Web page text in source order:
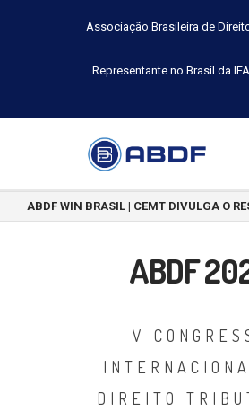
Associação Brasileira de
Representante no Brasil da
ABDF WIN BRASIL | CEMT DIVULGA O
ABDF
V
DIREITO